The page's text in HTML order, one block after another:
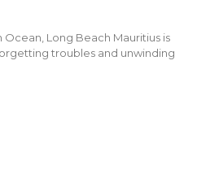
Long Beach Mauritius is
troubles and unwinding